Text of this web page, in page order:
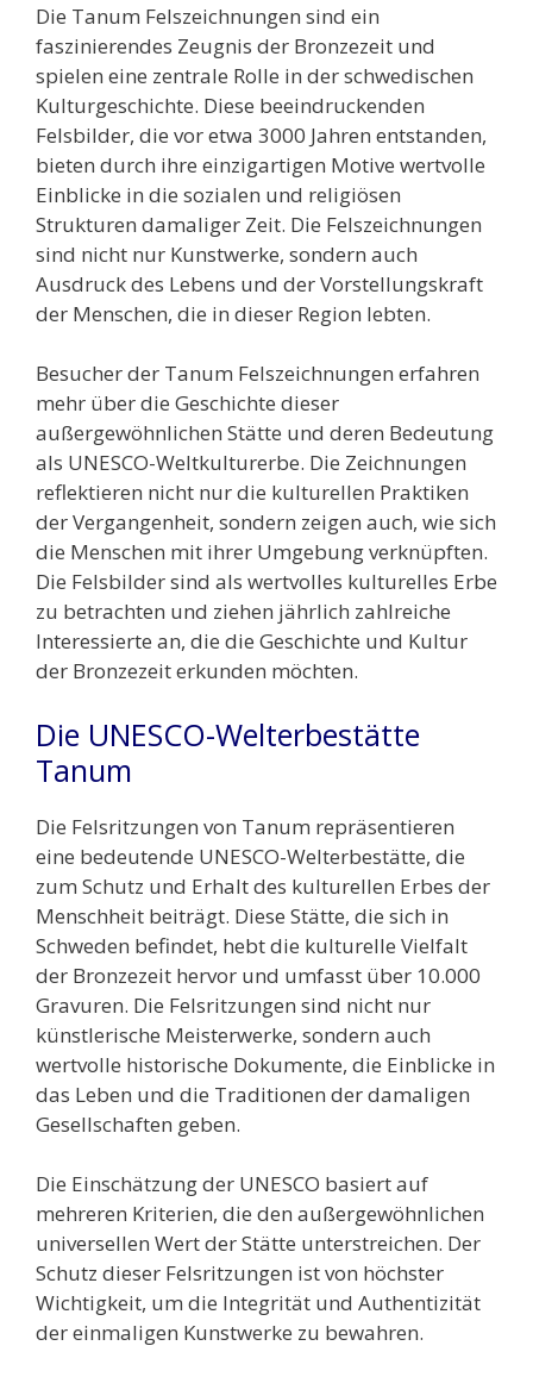
Die Tanum Felszeichnungen sind ein
faszinierendes Zeugnis der Bronzezeit und
spielen eine zentrale Rolle in der schwedischen
Kulturgeschichte. Diese beeindruckenden
Felsbilder, die vor etwa 3000 Jahren entstanden,
bieten durch ihre einzigartigen Motive wertvolle
Einblicke in die sozialen und religiösen
Strukturen damaliger Zeit. Die Felszeichnungen
sind nicht nur Kunstwerke, sondern auch
Ausdruck des Lebens und der Vorstellungskraft
der Menschen, die in dieser Region lebten.
Besucher der Tanum Felszeichnungen erfahren
mehr über die Geschichte dieser
außergewöhnlichen Stätte und deren Bedeutung
als UNESCO-Weltkulturerbe. Die Zeichnungen
reflektieren nicht nur die kulturellen Praktiken
der Vergangenheit, sondern zeigen auch, wie sich
die Menschen mit ihrer Umgebung verknüpften.
Die Felsbilder sind als wertvolles kulturelles Erbe
zu betrachten und ziehen jährlich zahlreiche
Interessierte an, die die Geschichte und Kultur
der Bronzezeit erkunden möchten.
Die UNESCO-Welterbestätte
Tanum
Die Felsritzungen von Tanum repräsentieren
eine bedeutende UNESCO-Welterbestätte, die
zum Schutz und Erhalt des kulturellen Erbes der
Menschheit beiträgt. Diese Stätte, die sich in
Schweden befindet, hebt die kulturelle Vielfalt
der Bronzezeit hervor und umfasst über 10.000
Gravuren. Die Felsritzungen sind nicht nur
künstlerische Meisterwerke, sondern auch
wertvolle historische Dokumente, die Einblicke in
das Leben und die Traditionen der damaligen
Gesellschaften geben.
Die Einschätzung der UNESCO basiert auf
mehreren Kriterien, die den außergewöhnlichen
universellen Wert der Stätte unterstreichen. Der
Schutz dieser Felsritzungen ist von höchster
Wichtigkeit, um die Integrität und Authentizität
der einmaligen Kunstwerke zu bewahren.